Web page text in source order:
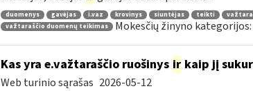
duomenys gavėjas i.vaz krovinys siuntėjas teikti
važtaraščio duomenų teikimas
Mokesčių žinyno kategorijos:
Kas yra e.važtaraščio ruošinys irkaip jį
Web turinio sąrašas 2026-05-12